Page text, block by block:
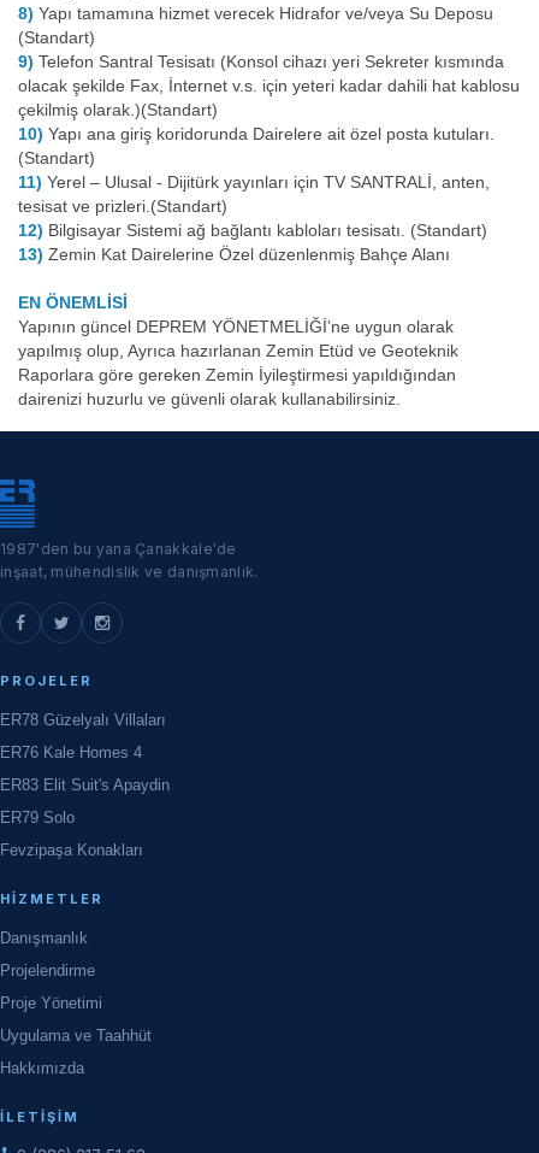
8) Yapı tamamına hizmet verecek Hidrafor ve/veya Su Deposu
(Standart)
9) Telefon Santral Tesisatı (Konsol cihazı yeri Sekreter kısmında
olacak şekilde Fax, İnternet v.s. için yeteri kadar dahili hat kablosu
çekilmiş olarak.)(Standart)
10) Yapı ana giriş koridorunda Dairelere ait özel posta kutuları.
(Standart)
11) Yerel – Ulusal - Dijitürk yayınları için TV SANTRALİ, anten,
tesisat ve prizleri.(Standart)
12) Bilgisayar Sistemi ağ bağlantı kabloları tesisatı. (Standart)
13) Zemin Kat Dairelerine Özel düzenlenmiş Bahçe Alanı
EN ÖNEMLİSİ
Yapının güncel DEPREM YÖNETMELİĞİ’ne uygun olarak
yapılmış olup, Ayrıca hazırlanan Zemin Etüd ve Geoteknik
Raporlara göre gereken Zemin İyileştirmesi yapıldığından
dairenizi huzurlu ve güvenli olarak kullanabilirsiniz.
1987'den bu yana Çanakkale'de
inşaat, mühendislik ve danışmanlık.
PROJELER
ER78 Güzelyalı Villaları
ER76 Kale Homes 4
ER83 Elit Suit's Apaydin
ER79 Solo
Fevzipaşa Konakları
HIZMETLER
Danışmanlık
Projelendirme
Proje Yönetimi
Uygulama ve Taahhüt
Hakkımızda
İLETIŞIM